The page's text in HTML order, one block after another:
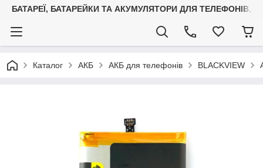
БАТАРЕЇ, БАТАРЕЙКИ ТА АКУМУЛЯТОРИ ДЛЯ ТЕЛЕФОНІВ,
Каталог АКБ АКБ для телефонів BLACKVIEW